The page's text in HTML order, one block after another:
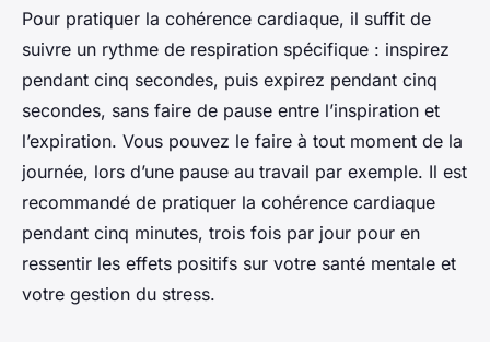
Pour pratiquer la cohérence cardiaque, il suffit de
suivre un rythme de respiration spécifique : inspirez
pendant cinq secondes, puis expirez pendant cinq
secondes, sans faire de pause entre l’inspiration et
l’expiration. Vous pouvez le faire à tout moment de la
journée, lors d’une pause au travail par exemple. Il est
recommandé de pratiquer la cohérence cardiaque
pendant cinq minutes, trois fois par jour pour en
ressentir les effets positifs sur votre santé mentale et
votre gestion du stress.